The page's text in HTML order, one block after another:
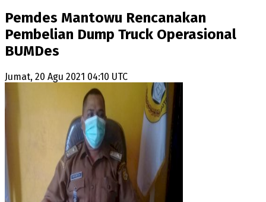
Pemdes Mantowu Rencanakan
Pembelian Dump Truck Operasional
BUMDes
Jumat, 20 Agu 2021 04:10 UTC